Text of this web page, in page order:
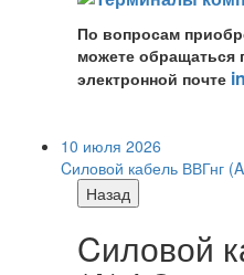
По вопросам
можете обращаться
электронной почте
10 июля 2026
Cиловой кабель ВВГнг
Назад
Cиловой